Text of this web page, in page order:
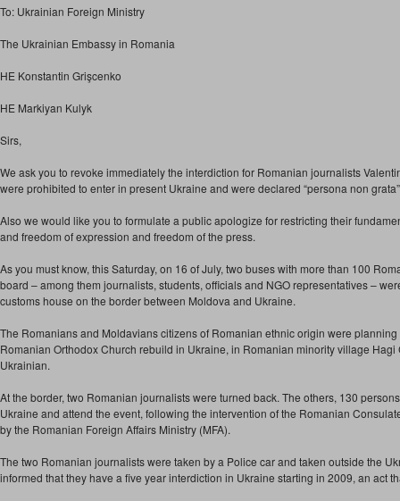
To: Ukrainian Foreign Ministry
The Ukrainian Embassy in Romania
HE Konstantin Grişcenko
HE Markiyan Kulyk
Sirs,
We ask you to revoke immediately the interdiction for Romanian journalists
were prohibited to enter in present Ukraine and were declared “persona non
Also we would like you to formulate a public apologize for restricting their
and freedom of expression and freedom of the press.
As you must know, this Saturday, on 16 of July, two buses with more than 100
board – among them journalists, students, officials and NGO representatives –
customs house on the border between Moldova and Ukraine.
The Romanians and Moldavians citizens of Romanian ethnic origin were
Romanian Orthodox Church rebuild in Ukraine, in Romanian minority village
Ukrainian.
At the border, two Romanian journalists were turned back. The others, 130
Ukraine and attend the event, following the intervention of the Romanian
by the Romanian Foreign Affairs Ministry (MFA).
The two Romanian journalists were taken by a Police car and taken outside the
informed that they have a five year interdiction in Ukraine starting in 2009, an act